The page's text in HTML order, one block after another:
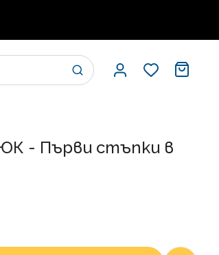
- Първи стъпки в